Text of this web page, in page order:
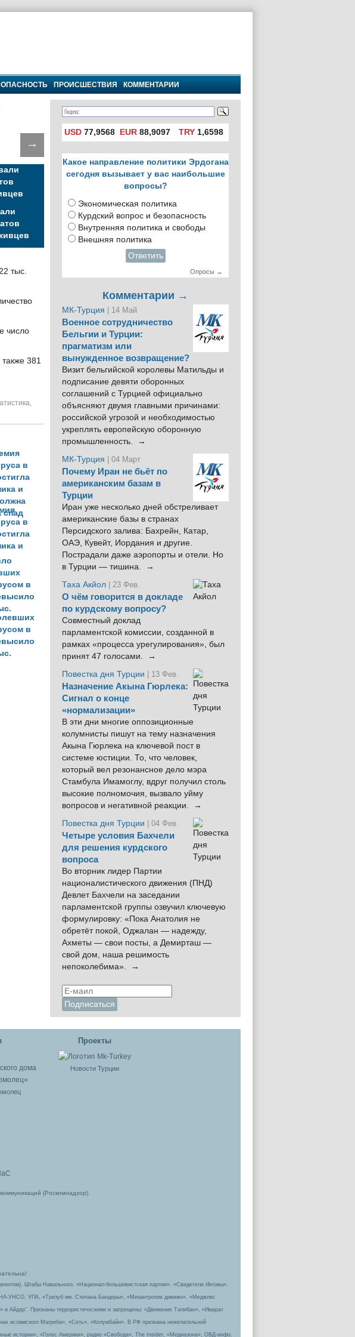
ПРОИСШЕСТВИЯ КОММЕНТАРИИ
→
тыс.
число
381
,
в
и
спад
в
USD 77,9568 EUR 88,9097 TRY1,6598
Какое направление политики Эрдогана
сегодня вызывает у вас наибольшие
вопросы?
Экономическая политика
Курдский вопрос и безопасность
Внутренняя политика и свободы
Внешняя политика
Ответить
Опросы →
Комментарии →
МК-Турция | 14 Май
Военное сотрудничество
Бельгии и Турции:
прагматизм или
вынужденное возвращение?
Визит бельгийской королевы Матильды и
подписание девяти оборонных
соглашений с Турцией официально
объясняют двумя главными причинами:
российской угрозой и необходимостью
укреплять европейскую оборонную
промышленность. →
МК-Турция
| 04 Март
Почему Иран не бьёт по
американским базам в
Турции
Иран уже несколько дней обстреливает
американские базы в странах
Персидского залива: Бахрейн, Катар,
ОАЭ, Кувейт, Иордания и другие.
Пострадали даже аэропорты и отели. Но
в Турции — тишина. →
Таха Акйол | 23 Фев.
О чём говорится в докладе
по курдскому вопросу?
Совместный доклад
парламентской комиссии, созданной в
рамках «процесса урегулирования», был
принят 47 голосами. →
Повестка дня Турции
| 13 Фев.
Назначение Акына Гюрлека:
Сигнал о конце
«нормализации»
В эти дни многие оппозиционные
колумнисты пишут на тему назначения
Акына Гюрлека на ключевой пост в
системе юстиции. То, что человек,
который вел резонансное дело мэра
Стамбула Имамоглу, вдруг получил столь
высокие полномочия, вызвало уйму
вопросов и негативной реакции. →
Повестка дня Турции
| 04 Фев.
Четыре условия Бахчели
для решения курдского
вопроса
Во вторник лидер Партии
националистического движения (ПНД)
Девлет Бахчели на заседании
парламентской группы озвучил ключевую
формулировку: «Пока Анатолия не
обретёт покой, Оджалан — надежду,
Ахметы — свои посты, а Демирташ —
свой дом, наша решимость
непоколебима». →
Проекты
Новости Турции
(Роскомнадзор).
Штабы Навального, «Национал-большевистская партия», «Свидетели Иеговы»,
УНСО, УПА, «Тризуб им. Степана Бандеры», «Мизантропик дивижн», «Меджлис
и Айдар″. Признаны террористическими и запрещены: «Движение Талибан», «Имарат
исламского Магриба», «Сеть», «Колумбайн». В РФ признана нежелательной
истории», «Голос Америки», радио «Свобода», The Insider, «Медиазона», ОВД-инфо.